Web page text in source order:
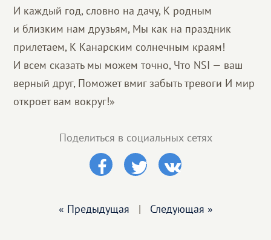
И каждый год, словно на дачу, К родным
и близким нам друзьям, Мы как на праздник
прилетаем, К Канарским солнечным краям!
И всем сказать мы можем точно, Что NSI — ваш
верный друг, Поможет вмиг забыть тревоги И мир
откроет вам вокруг!»
Поделиться в социальных сетях
« Предыдущая | Следующая »